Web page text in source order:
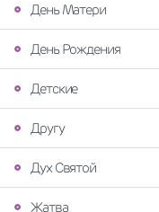
День Матери
День Рождения
Детские
Другу
Дух Святой
Жатва